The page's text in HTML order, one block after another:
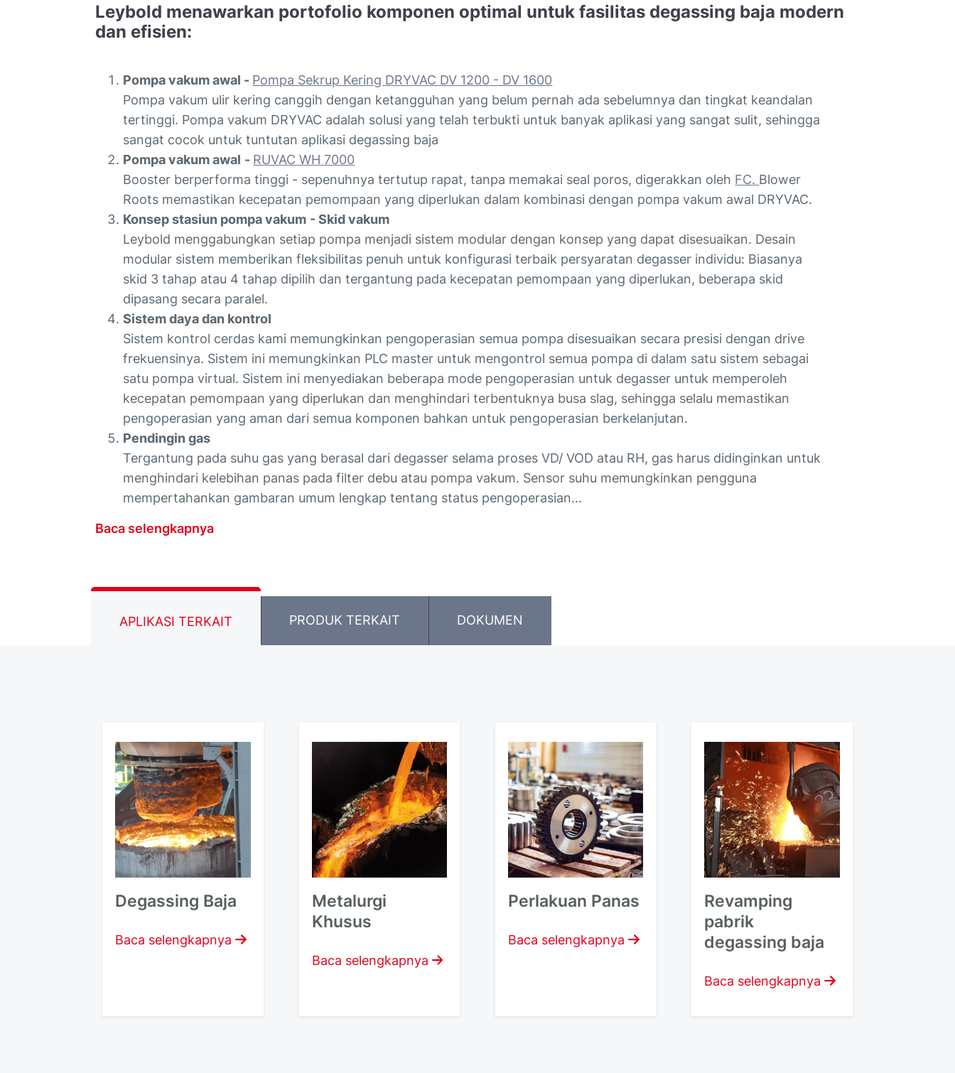
Leybold menawarkan portofolio komponen optimal untuk fasilitas degassing baja modern
dan efisien:
Pompa vakum awal - Pompa Sekrup Kering DRYVAC DV 1200 - DV 1600
Pompa vakum ulir kering canggih dengan ketangguhan yang belum pernah ada sebelumnya dan tingkat keandalan
tertinggi. Pompa vakum DRYVAC adalah solusi yang telah terbukti untuk banyak aplikasi yang sangat sulit, sehingga
sangat cocok untuk tuntutan aplikasi degassing baja
Pompa vakum awal - RUVAC WH 7000
Booster berperforma tinggi - sepenuhnya tertutup rapat, tanpa memakai seal poros, digerakkan oleh FC. Blower
Roots memastikan kecepatan pemompaan yang diperlukan dalam kombinasi dengan pompa vakum awal DRYVAC.
Konsep stasiun pompa vakum - Skid vakum
Leybold menggabungkan setiap pompa menjadi sistem modular dengan konsep yang dapat disesuaikan. Desain
modular sistem memberikan fleksibilitas penuh untuk konfigurasi terbaik persyaratan degasser individu: Biasanya
skid 3 tahap atau 4 tahap dipilih dan tergantung pada kecepatan pemompaan yang diperlukan, beberapa skid
dipasang secara paralel.
Sistem daya dan kontrol
Sistem kontrol cerdas kami memungkinkan pengoperasian semua pompa disesuaikan secara presisi dengan drive
frekuensinya. Sistem ini memungkinkan PLC master untuk mengontrol semua pompa di dalam satu sistem sebagai
satu pompa virtual. Sistem ini menyediakan beberapa mode pengoperasian untuk degasser untuk memperoleh
kecepatan pemompaan yang diperlukan dan menghindari terbentuknya busa slag, sehingga selalu memastikan
pengoperasian yang aman dari semua komponen bahkan untuk pengoperasian berkelanjutan.
Pendingin gas
Tergantung pada suhu gas yang berasal dari degasser selama proses VD/ VOD atau RH, gas harus didinginkan untuk
menghindari kelebihan panas pada filter debu atau pompa vakum. Sensor suhu memungkinkan pengguna
mempertahankan gambaran umum lengkap tentang status pengoperasian...
Baca selengkapnya
APLIKASI TERKAIT PRODUK TERKAIT DOKUMEN
Degassing Baja
Baca selengkapnya
Metalurgi
Khusus
Baca selengkapnya
Perlakuan Panas
Baca selengkapnya
Revamping
pabrik
degassing baja
Baca selengkapnya